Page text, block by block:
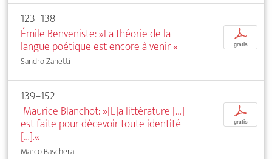
123–138
Émile Benveniste: »La théorie de la
langue poétique est encore à venir«
Sandro Zanetti
p
gratis
139–152
Maurice Blanchot: »[L]a littérature […]
est faite pour décevoir toute identité
[…].«
Marco Baschera
p
gratis